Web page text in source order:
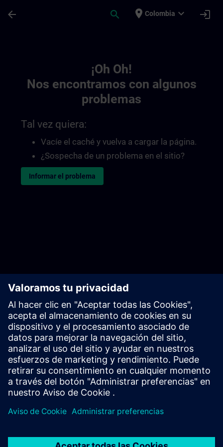
arrow_back search place Colombia expand_more login
¡Oh Oh!
Nos encontramos con algunos
problemas
Tal vez quiera:
Vacíe el caché y vuelva a cargar la página.
¿Sospecha de un problema en el sitio?
Informar el problema